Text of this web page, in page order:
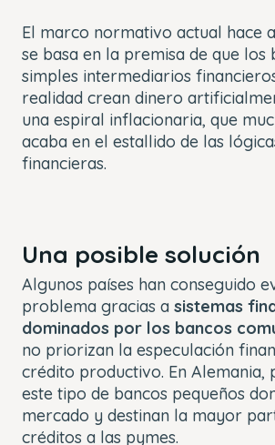
El marco normativo actual hace
se basa en la premisa de que los
simples intermediarios
realidad crean dinero
una espiral inflacionaria, que
acaba en el estallido de las
financieras.
Una posible solución
Algunos países han conseguido
problema gracias a sistemas
dominados por los bancos
no priorizan la especulación
crédito productivo. En Alemania,
este tipo de bancos pequeños
mercado y destinan la mayor
créditos a las pymes.